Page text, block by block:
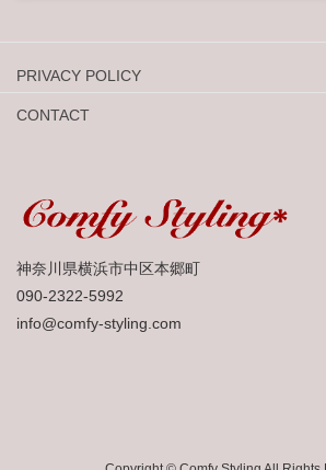
PRIVACY POLICY
CONTACT
神奈川県横浜市中区本郷町
090-2322-5992
info@comfy-styling.com